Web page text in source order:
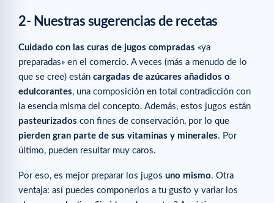
2- Nuestras sugerencias de recetas
Cuidado con las curas de jugos compradas «ya
preparadas» en el comercio. A veces (más a menudo de lo
que se cree) están cargadas de azúcares añadidos o
edulcorantes, una composición en total contradicción con
la esencia misma del concepto. Además, estos jugos están
pasteurizados con fines de conservación, por lo que
pierden gran parte de sus vitaminas y minerales. Por
último, pueden resultar muy caros.
Por eso, es mejor preparar los jugos uno mismo. Otra
ventaja: así puedes componerlos a tu gusto y variar los